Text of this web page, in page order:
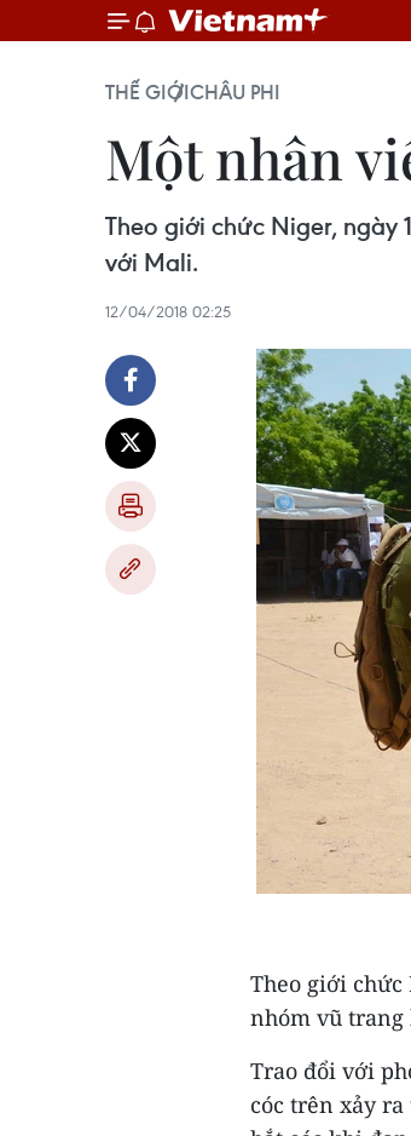
THẾ GIỚICHÂU PHI
Một nhân
Theo giới chức Niger,
với Mali.
12/04/2018 02:25
Theo giới
nhóm vũ
Trao đổi với
cóc trên xảy